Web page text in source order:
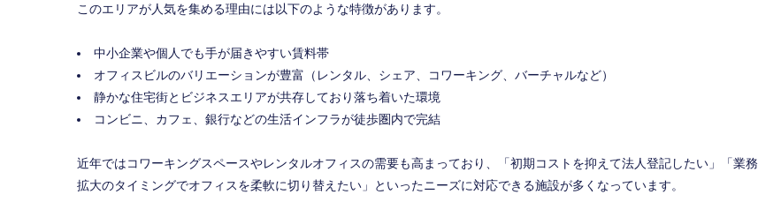
このエリアが人気を集める理由には以下のような特徴があります。
中小企業や個人でも手が届きやすい賃料帯
オフィスビルのバリエーションが豊富（レンタル、シェア、コワーキング、バーチャルなど）
静かな住宅街とビジネスエリアが共存しており落ち着いた環境
コンビニ、カフェ、銀行などの生活インフラが徒歩圏内で完結
近年ではコワーキングスペースやレンタルオフィスの需要も高まっており、「初期コストを抑えて法人登記したい」「業務
拡大のタイミングでオフィスを柔軟に切り替えたい」といったニーズに対応できる施設が多くなっています。